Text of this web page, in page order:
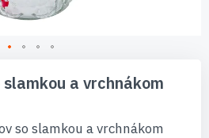
a vrchnákom
so slamkou a vrchnákom